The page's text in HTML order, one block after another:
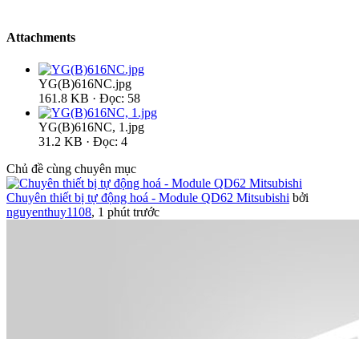
Attachments
YG(B)616NC.jpg
161.8 KB · Đọc: 58
YG(B)616NC, 1.jpg
31.2 KB · Đọc: 4
Chủ đề cùng chuyên mục
Chuyên thiết bị tự động hoá - Module QD62 Mitsubishi bởi
nguyenthuy1108, 1 phút trước